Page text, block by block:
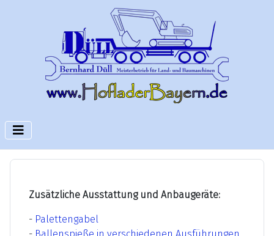
Zusätzliche Ausstattung und Anbaugeräte:
- Palettengabel